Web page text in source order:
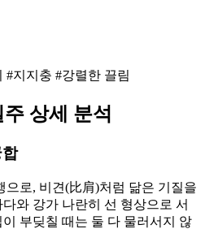
#지지충 #강렬한 끌림
주 상세 분석
으로, 비견(比肩)처럼 닮은 기질을
와 강가 나란히 선 형상으로 서
부딪칠 때는 둘 다 물러서지 않